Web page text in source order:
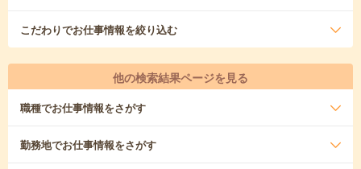
こだわりでお仕事情報を絞り込む
他の検索結果ページを見る
職種でお仕事情報をさがす
勤務地でお仕事情報をさがす